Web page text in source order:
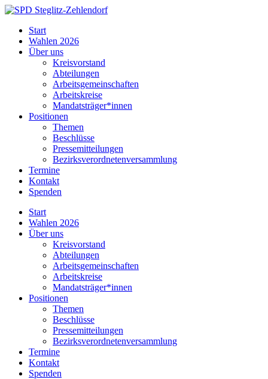
Skip
content
Steglitz-
Zehlendorf
Start
Wahlen 2026
Über uns
Kreisvorstand
Abteilungen
Arbeitsgemeinschaften
Arbeitskreise
Mandatsträger*innen
Positionen
Themen
Beschlüsse
Pressemitteilungen
Bezirksverordnetenversammlung
Termine
Kontakt
Spenden
Start
Wahlen 2026
Über uns
Kreisvorstand
Abteilungen
Arbeitsgemeinschaften
Arbeitskreise
Mandatsträger*innen
Positionen
Themen
Beschlüsse
Pressemitteilungen
Bezirksverordnetenversammlung
Termine
Kontakt
Spenden